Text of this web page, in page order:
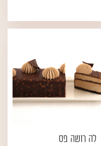
לה רושה פס